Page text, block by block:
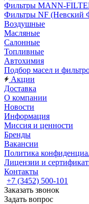
Фильтры MANN-
Фильтры NF (Невский
Воздушные
Масляные
Салонные
Топливные
Автохимия
Подбор масел и
Акции
Доставка
О компании
Новости
Информация
Миссия и ценности
Бренды
Вакансии
Политика
Лицензии и
Контакты
+7 (3452) 500-101
Заказать звонок
Задать вопрос